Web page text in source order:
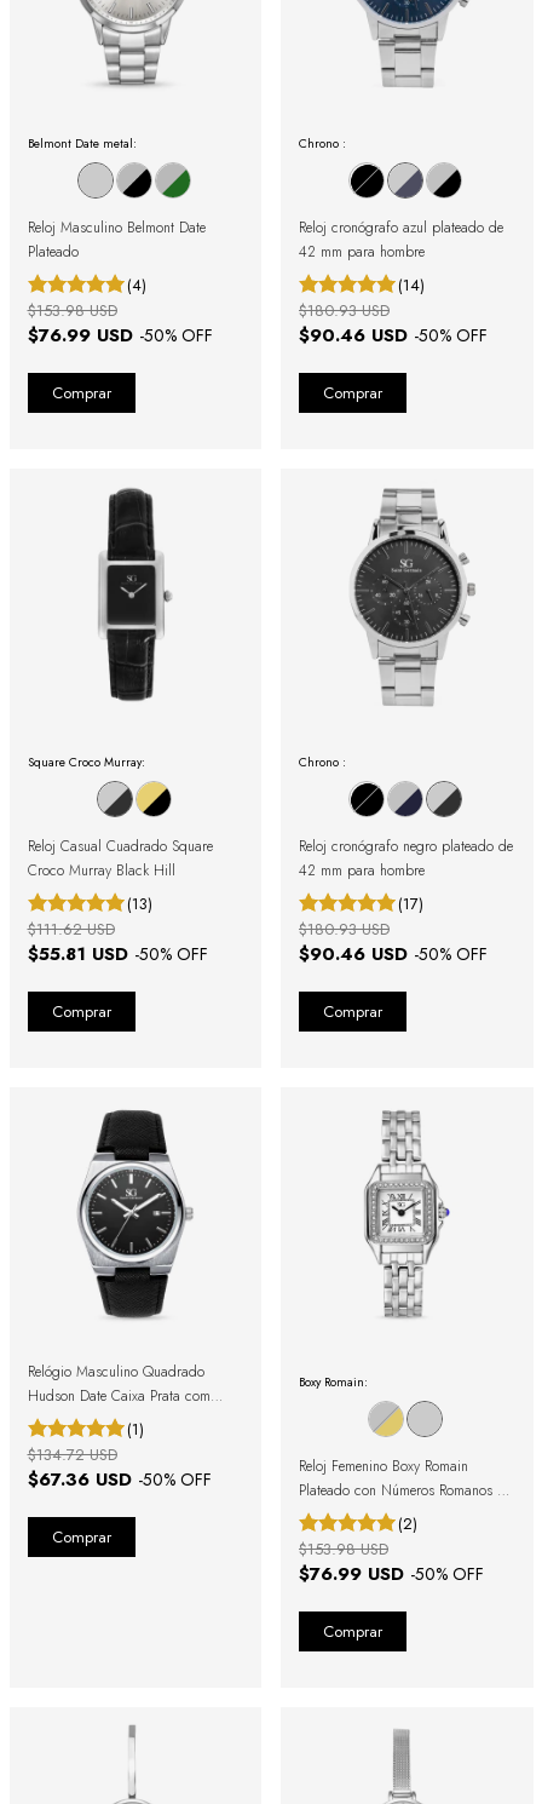
Belmont Date metal:
Reloj Masculino Belmont Date
Plateado
(4)
$76.99 USD -50% OFF
$153.98 USD
Chrono :
Reloj cronógrafo azul plateado de
42 mm para hombre
(14)
$90.46 USD -50% OFF
$180.93 USD
Square Croco Murray:
Reloj Casual Cuadrado Square
Croco Murray Black Hill
(13)
$55.81 USD -50% OFF
$111.62 USD
Chrono :
Reloj cronógrafo negro plateado de
42 mm para hombre
(17)
$90.46 USD -50% OFF
$180.93 USD
Relógio Masculino Quadrado
Hudson Date Caixa Prata com
Pulseira Preta
(1)
$67.36 USD -50% OFF
$134.72 USD
Boxy Romain:
Reloj Femenino Boxy Romain
Plateado con Números Romanos y
Cristales Engastados
(2)
$76.99 USD -50% OFF
$153.98 USD